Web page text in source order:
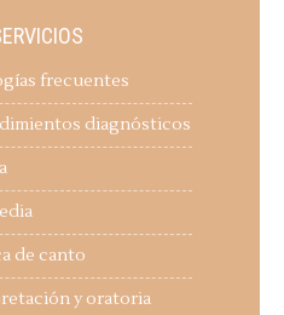
frecuentes
diagnósticos
de canto
y oratoria